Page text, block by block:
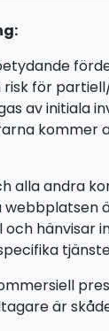
risk för
av initiala
kommer
alla andra
webbplatsen
hänvisar
är